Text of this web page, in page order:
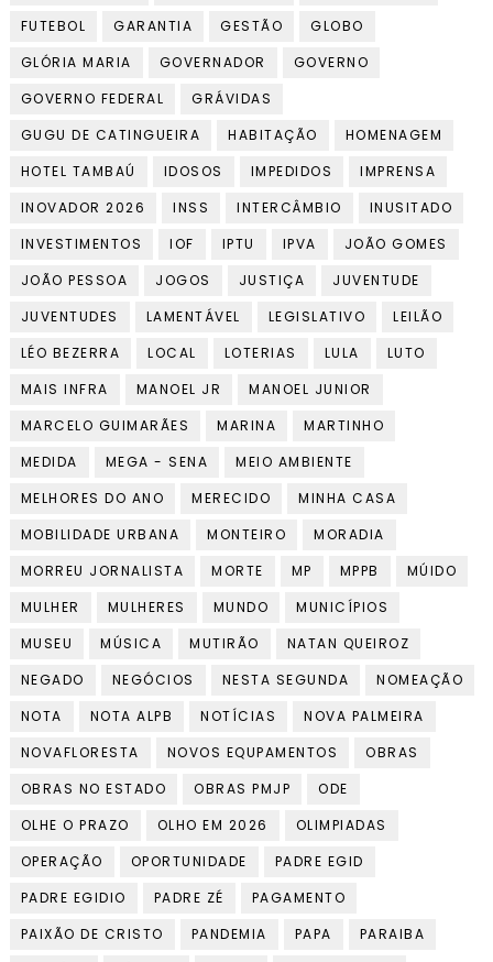
FUTEBOL
GARANTIA GESTÃO
GLOBO
GLÓRIA MARIA
GOVERNADOR
GOVERNO
GOVERNO FEDERAL
GRÁVIDAS
GUGU DE CATINGUEIRA
HABITAÇÃO
HOMENAGEM
HOTEL TAMBAÚ
IDOSOS IMPEDIDOS
IMPRENSA
INOVADOR 2026
INSS INTERCÂMBIO
INUSITADO
INVESTIMENTOS
IOF IPTU IPVA
JOÃO GOMES
JOÃO PESSOA
JOGOS JUSTIÇA
JUVENTUDE
JUVENTUDES
LAMENTÁVEL LEGISLATIVO
LEILÃO
LÉO BEZERRA
LOCAL LOTERIAS LULA
LUTO
MAIS INFRA
MANOEL JR
MANOEL JUNIOR
MARCELO GUIMARÃES
MARINA
MARTINHO
MEDIDA
MEGA - SENA
MEIO AMBIENTE
MELHORES DO ANO
MERECIDO
MINHA CASA
MOBILIDADE URBANA
MONTEIRO
MORADIA
MORREU JORNALISTA
MORTE MP MPPB
MÚIDO
MULHER
MULHERES MUNDO
MUNICÍPIOS
MUSEU
MÚSICA MUTIRÃO
NATAN QUEIROZ
NEGADO
NEGÓCIOS NESTA SEGUNDA
NOMEAÇÃO
NOTA
NOTA ALPB NOTÍCIAS
NOVA PALMEIRA
NOVAFLORESTA
NOVOS EQUPAMENTOS
OBRAS
OBRAS NO ESTADO
OBRAS PMJP
ODE
OLHE O PRAZO
OLHO EM 2026
OLIMPIADAS
OPERAÇÃO
OPORTUNIDADE
PADRE EGID
PADRE EGIDIO
PADRE ZÉ
PAGAMENTO
PAIXÃO DE CRISTO
PANDEMIA PAPA
PARAIBA